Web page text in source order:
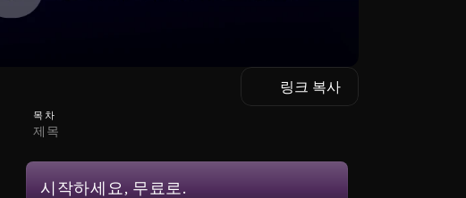
링크 복사
목차
제목
시작하세요, 무료로.